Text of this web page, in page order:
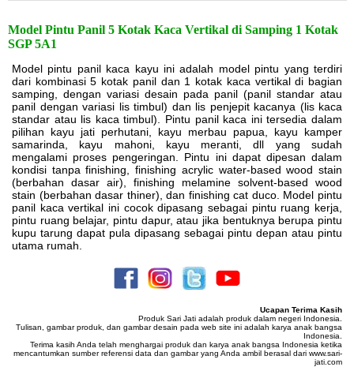
Model Pintu Panil 5 Kotak Kaca Vertikal di Samping 1 Kotak
SGP 5A1
Model pintu panil kaca kayu ini adalah model pintu yang terdiri
dari kombinasi 5 kotak panil dan 1 kotak kaca vertikal di bagian
samping, dengan variasi desain pada panil (panil standar atau
panil dengan variasi lis timbul) dan lis penjepit kacanya (lis kaca
standar atau lis kaca timbul). Pintu panil kaca ini tersedia dalam
pilihan kayu jati perhutani, kayu merbau papua, kayu kamper
samarinda, kayu mahoni, kayu meranti, dll yang sudah
mengalami proses pengeringan. Pintu ini dapat dipesan dalam
kondisi tanpa finishing, finishing acrylic water-based wood stain
(berbahan dasar air), finishing melamine solvent-based wood
stain (berbahan dasar thiner), dan finishing cat duco. Model pintu
panil kaca vertikal ini cocok dipasang sebagai pintu ruang kerja,
pintu ruang belajar, pintu dapur, atau jika bentuknya berupa pintu
kupu tarung dapat pula dipasang sebagai pintu depan atau pintu
utama rumah.
Ucapan Terima Kasih
Produk Sari Jati adalah produk dalam negeri Indonesia.
Tulisan, gambar produk, dan gambar desain pada web site ini adalah karya anak bangsa
Indonesia.
Terima kasih Anda telah menghargai produk dan karya anak bangsa Indonesia ketika
mencantumkan sumber referensi data dan gambar yang Anda ambil berasal dari www.sari-
jati.com